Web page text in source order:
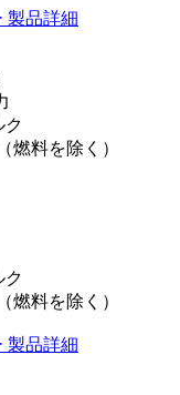
製品詳細
ク
燃料を除く）
ク
燃料を除く）
製品詳細